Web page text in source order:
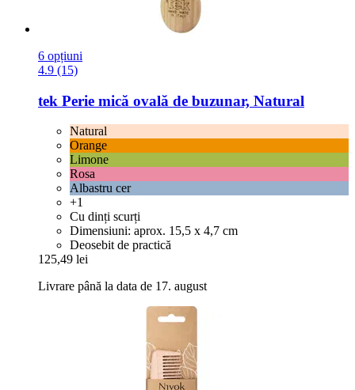
6 opțiuni
4.9 (15)
tek Perie mică ovală de buzunar, Natural
Natural
Orange
Limone
Rosa
Albastru cer
+1
Cu dinți scurți
Dimensiuni: aprox. 15,5 x 4,7 cm
Deosebit de practică
125,49 lei
Livrare până la data de 17. august